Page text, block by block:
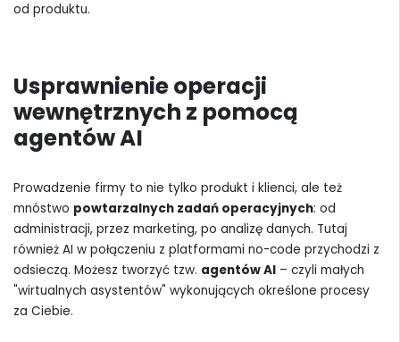
od produktu.
Usprawnienie operacji
wewnętrznych z pomocą
agentów AI
Prowadzenie firmy to nie tylko produkt i klienci, ale też
mnóstwo powtarzalnych zadań operacyjnych: od
administracji, przez marketing, po analizę danych. Tutaj
również AI w połączeniu z platformami no-code przychodzi z
odsieczą. Możesz tworzyć tzw. agentów AI – czyli małych
"wirtualnych asystentów" wykonujących określone procesy
za Ciebie.